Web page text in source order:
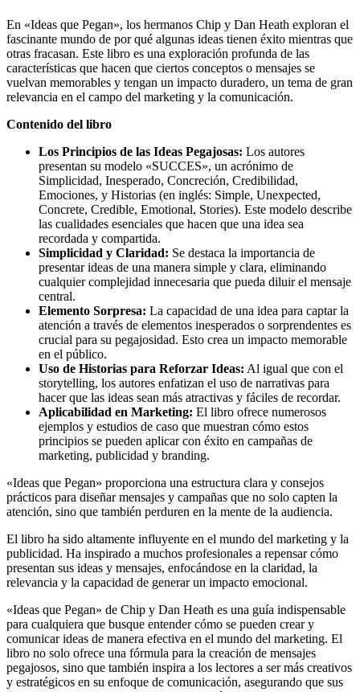
En «Ideas que Pegan», los hermanos Chip y Dan Heath exploran el
fascinante mundo de por qué algunas ideas tienen éxito mientras que
otras fracasan. Este libro es una exploración profunda de las
características que hacen que ciertos conceptos o mensajes se
vuelvan memorables y tengan un impacto duradero, un tema de gran
relevancia en el campo del marketing y la comunicación.
Contenido del libro
Los Principios de las Ideas Pegajosas: Los autores
presentan su modelo «SUCCES», un acrónimo de
Simplicidad, Inesperado, Concreción, Credibilidad,
Emociones, y Historias (en inglés: Simple, Unexpected,
Concrete, Credible, Emotional, Stories). Este modelo describe
las cualidades esenciales que hacen que una idea sea
recordada y compartida.
Simplicidad y Claridad: Se destaca la importancia de
presentar ideas de una manera simple y clara, eliminando
cualquier complejidad innecesaria que pueda diluir el mensaje
central.
Elemento Sorpresa: La capacidad de una idea para captar la
atención a través de elementos inesperados o sorprendentes es
crucial para su pegajosidad. Esto crea un impacto memorable
en el público.
Uso de Historias para Reforzar Ideas: Al igual que con el
storytelling, los autores enfatizan el uso de narrativas para
hacer que las ideas sean más atractivas y fáciles de recordar.
Aplicabilidad en Marketing: El libro ofrece numerosos
ejemplos y estudios de caso que muestran cómo estos
principios se pueden aplicar con éxito en campañas de
marketing, publicidad y branding.
«Ideas que Pegan» proporciona una estructura clara y consejos
prácticos para diseñar mensajes y campañas que no solo capten la
atención, sino que también perduren en la mente de la audiencia.
El libro ha sido altamente influyente en el mundo del marketing y la
publicidad. Ha inspirado a muchos profesionales a repensar cómo
presentan sus ideas y mensajes, enfocándose en la claridad, la
relevancia y la capacidad de generar un impacto emocional.
«Ideas que Pegan» de Chip y Dan Heath es una guía indispensable
para cualquiera que busque entender cómo se pueden crear y
comunicar ideas de manera efectiva en el mundo del marketing. El
libro no solo ofrece una fórmula para la creación de mensajes
pegajosos, sino que también inspira a los lectores a ser más creativos
y estratégicos en su enfoque de comunicación, asegurando que sus